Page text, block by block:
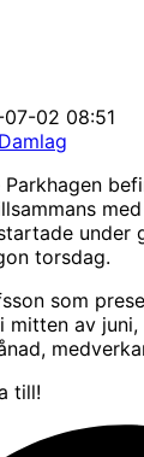
02 08:51
Damlag
under
torsdag.
som
mitten av
till!